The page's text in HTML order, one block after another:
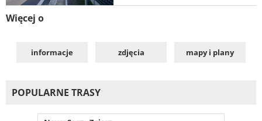
Więcej o
informacje zdjęcia mapy i plany
POPULARNE TRASY